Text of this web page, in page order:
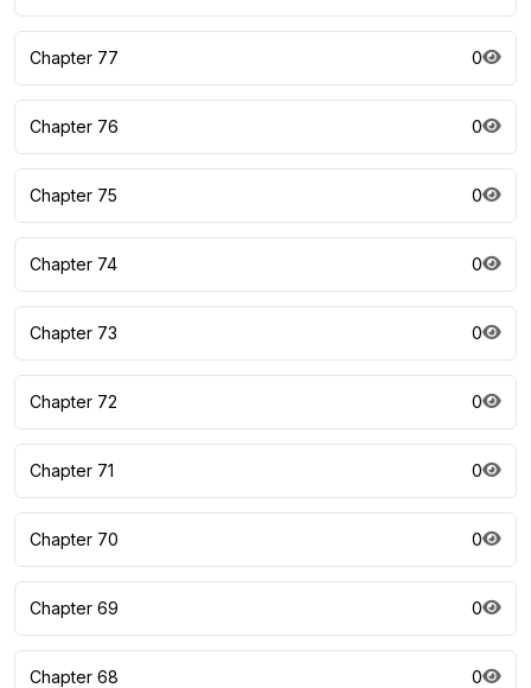
Chapter 77 0
Chapter 76 0
Chapter 75 0
Chapter 74 0
Chapter 73 0
Chapter 72 0
Chapter 71 0
Chapter 70 0
Chapter 69 0
Chapter 68 0